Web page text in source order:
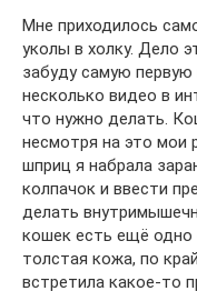
Мне приходилось
уколы в холку. Дело
забуду самую
несколько видео в
что нужно делать.
несмотря на это мои
шприц я набрала
колпачок и ввести
делать
кошек есть ещё
толстая кожа, по
встретила какое-то